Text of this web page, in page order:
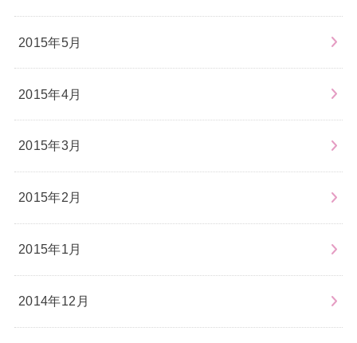
2015年5月
2015年4月
2015年3月
2015年2月
2015年1月
2014年12月